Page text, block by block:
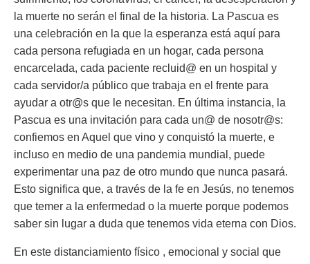
la muerte no serán el final de la historia. La Pascua es
una celebración en la que la esperanza está aquí para
cada persona refugiada en un hogar, cada persona
encarcelada, cada paciente recluid@ en un hospital y
cada servidor/a público que trabaja en el frente para
ayudar a otr@s que le necesitan. En última instancia, la
Pascua es una invitación para cada un@ de nosotr@s:
confiemos en Aquel que vino y conquistó la muerte, e
incluso en medio de una pandemia mundial, puede
experimentar una paz de otro mundo que nunca pasará.
Esto significa que, a través de la fe en Jesús, no tenemos
que temer a la enfermedad o la muerte porque podemos
saber sin lugar a duda que tenemos vida eterna con Dios.
En este distanciamiento físico , emocional y social que